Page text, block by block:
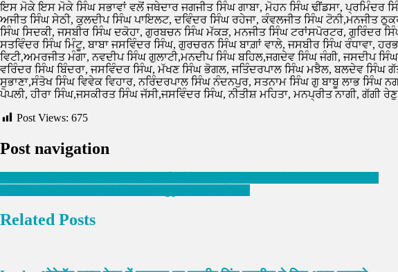
ਇਸ ਮੋਕੇ ਇਸ ਮੋਕੇ ਸਿੰਘ ਸਭਾਵਾਂ ਵਲੋਂ ਜਥੇਦਾਰ ਜਗਜੀਤ ਸਿੰਘ ਗਾਬਾ, ਮੋਹਨ ਸਿੰਘ ਢੀਂਡਸਾ, ਪ੍ਰਮਿੰਦਰ
ਅਜੀਤ ਸਿੰਘ ਸੇਠੀ, ਕੁਲਦੀਪ ਸਿੰਘ ਪਾਇਲਟ, ਦਵਿੰਦਰ ਸਿੰਘ ਰਹੇਜਾ, ਕੰਵਲਜੀਤ ਸਿੰਘ ਟੋਨੀ,ਮਨਜੀਤ
ਸਿੰਘ ਸਿਦਕੀ, ਜਸਬੀਰ ਸਿੰਘ ਦਕੋਹਾ, ਗੁਰਬਚਨ ਸਿੰਘ ਮੱਕੜ, ਮਨਜੀਤ ਸਿੰਘ ਟਰਾਂਸਪੋਰਟਰ, ਗੁਰਿੰਦਰ
ਸਤਵਿੰਦਰ ਸਿੰਘ ਮਿੰਟੂ, ਬਾਬਾ ਜਸਵਿੰਦਰ ਸਿੰਘ, ਗੁਰਚਰਨ ਸਿੰਘ ਬਾਗ਼ਾਂ ਵਾਲੇ, ਜਸਬੀਰ ਸਿੰਘ ਰੰਧਾਵਾ,
ਵਿਟੀ,ਅਮਰਜੀਤ ਮੰਗਾ, ਨਵਦੀਪ ਸਿੰਘ ਗੁਲਾਟੀ,ਮਨਦੀਪ ਸਿੰਘ ਬਹਿਲ,ਜਗਦੇਵ ਸਿੰਘ ਜੰਗੀ, ਜਸਦੀਪ
ਵਰਿੰਦਰ ਸਿੰਘ ਬਿੰਦਰਾ, ਜਸਵਿੰਦਰ ਸਿੰਘ, ਮੱਖਣ ਸਿੰਘ ਭੋਗਲ, ਜਤਿੰਦਰਪਾਲ ਸਿੰਘ ਮਝੈਲ, ਬਲਦੇਵ ਸਿੰਘ
ਸੁਭਾਣਾ,ਸੰਤੋਖ ਸਿੰਘ ਵਿਵੇਕ ਵਿਹਾਰ, ਨਰਿੰਦਰਪਾਲ ਸਿੰਘ ਨੰਦਨਪੁਰ, ਸਤਨਾਮ ਸਿੰਘ ਗੁ ਬਾਬੂ ਲਾਭ ਸਿੰਘ
ਪੋਪਲੀ, ਹੀਰਾ ਸਿੰਘ,ਜਸਕੀਰਤ ਸਿੰਘ ਜੱਸੀ,ਜਸਵਿੰਦਰ ਸਿੰਘ, ਨੀਤੀਸ਼ ਮਹਿਤਾ, ਮਨਪ੍ਰੀਤ ਨਾਗੀ,
Post Views: 675
Post navigation
Related Posts